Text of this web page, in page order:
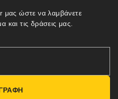
μας ώστε να λαμβάνετε
και τις δράσεις μας.